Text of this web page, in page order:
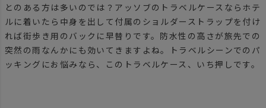
とのある方は多いのでは？アッソブのトラベルケースならホテ
ルに着いたら中身を出して付属のショルダーストラップを付け
れば街歩き用のバックに早替りです。防水性の高さが旅先での
突然の雨なんかにも効いてきますよね。トラベルシーンでのパ
ッキングにお悩みなら、このトラベルケース、いち押しです。